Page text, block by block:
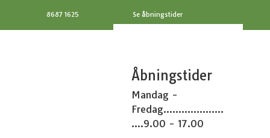
8687 1625 Se åbningstider
Åbningstider
Mandag -
Fredag....................
....9.00 - 17.00